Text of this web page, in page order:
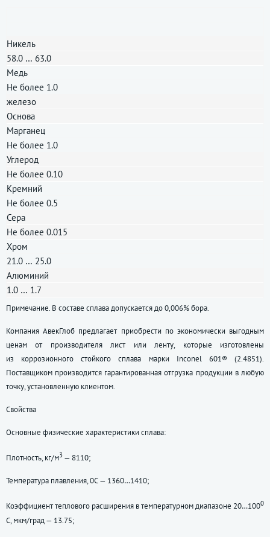
Никель
58.0 … 63.0
Медь
Не более 1.0
железо
Основа
Марганец
Не более 1.0
Углерод
Не более 0.10
Кремний
Не более 0.5
Сера
Не более 0.015
Хром
21.0 … 25.0
Алюминий
1.0 … 1.7
Примечание. В составе сплава допускается до 0,006% бора.
Компания АвекГлоб предлагает приобрести по экономически выгодным
ценам от производителя лист или ленту, которые изготовлены
из коррозионного стойкого сплава марки Inconel 601® (2.4851).
Поставщиком производится гарантированная отгрузка продукции в любую
точку, установленную клиентом.
Свойства
Основные физические характеристики сплава:
Плотность, кг/м3 — 8110;
Температура плавления, 0С — 1360…1410;
Коэффициент теплового расширения в температурном диапазоне 20…1000
С, мкм/град — 13.75;